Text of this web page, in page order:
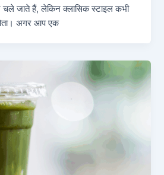
जाते हैं, लेकिन क्लासिक स्टाइल कभी
अगर आप एक